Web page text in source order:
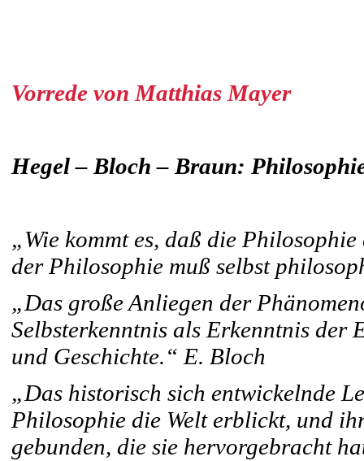
Vorrede von Matthias Mayer
Hegel – Bloch – Braun:
„Wie kommt es, daß die
der Philosophie muß selbst
„Das große Anliegen der
Selbsterkenntnis als Erkenntnis der
und Geschichte.“ E. Bloch
„Das historisch sich entwickelnde
Philosophie die Welt erblickt, und
gebunden, die sie hervorgebracht